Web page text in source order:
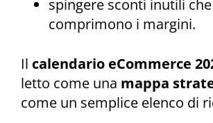
spingere sconti inutili che
comprimono i margini.
Il calendario eCommerce
letto come una mappa
come un semplice elenco di